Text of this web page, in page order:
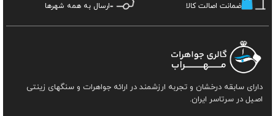
ضمانت اصالت کالا ارسال به همه شهرها
دارای سابقه درخشان و تجربه ارزشمند در ارائه جواهرات و سنگهای زینتی
اصیل در سرتاسر ایران.